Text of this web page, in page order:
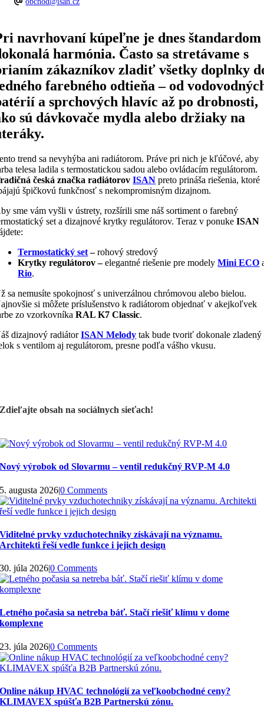
navrhovaní kúpeľne je dnes štandardom
harmónia. Často sa stretávame s
zákazníkov zladiť všetky doplnky
farebného odtieňa – od
a sprchových hlavíc až po drobnosti,
sú dávkovače mydla alebo držiaky na
trend sa nevyhýba ani radiátorom. Práve pri nich je kľúčové, aby
telesa ladila s termostatickou sadou alebo ovládacím regulátorom.
česká značka radiátorovISAN preto prináša riešenia, ktoré
špičkovú funkčnosť s nekompromisným dizajnom.
sme vám vyšli v ústrety, rozšírili sme náš sortiment o farebný
set a dizajnové krytky regulátorov. Teraz v ponukeISAN
Termostatický set–rohový stredový
Krytky regulátorov –elegantné riešenie pre modelyMini ECO
Rio.
sa nemusíte spokojnosť s univerzálnou chrómovou alebo bielou.
si môžete príslušenstvo k radiátorom objednať v akejkoľvek
zo vzorkovníkaRAL K7 Classic.
dizajnový radiátorISAN Melody tak bude tvoriť dokonale zladený
s ventilom aj regulátorom, presne podľa vášho vkusu.
Zdieľajte obsah na sociálnych sieťach!
Nový výrobok od Slovarmu – ventil redukčný RVP-M 4.0
5. augusta 2026|0 Comments
Viditelné prvky vzduchotechniky získávají na významu.
Architekti řeší vedle funkce i jejich design
30. júla 2026|0 Comments
Letného počasia sa netreba báť. Stačí riešiť klímu v dome
komplexne
23. júla 2026|0 Comments
Online nákup HVAC technológií za veľkoobchodné ceny?
KLIMAVEX spúšťa B2B Partnerskú zónu.